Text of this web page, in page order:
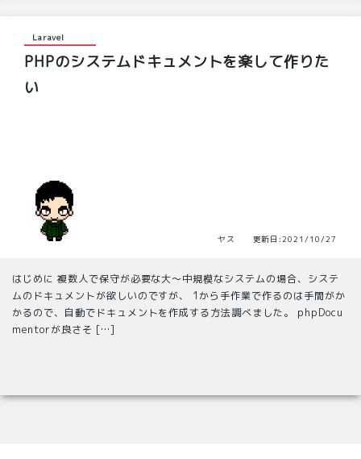
Laravel
PHPのシステムドキュメントを楽して作りた
い
ヤス 更新日:2021/10/27
はじめに 複数人で保守が必要な大～中規模なシステムの場合、システ
ムのドキュメントが欲しいのですが、 1から手作業で作るのは手間がか
かるので、自動でドキュメントを作成する方法調べました。 phpDocu
mentorが良さそ […]